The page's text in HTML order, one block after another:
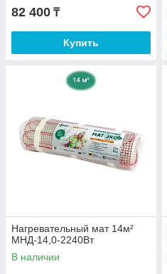
82 400 ₸
Купить
Нагревательный мат 14м²
МНД-14,0-2240Вт
В наличии